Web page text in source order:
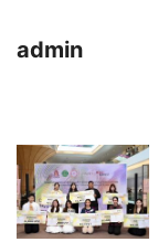
admin